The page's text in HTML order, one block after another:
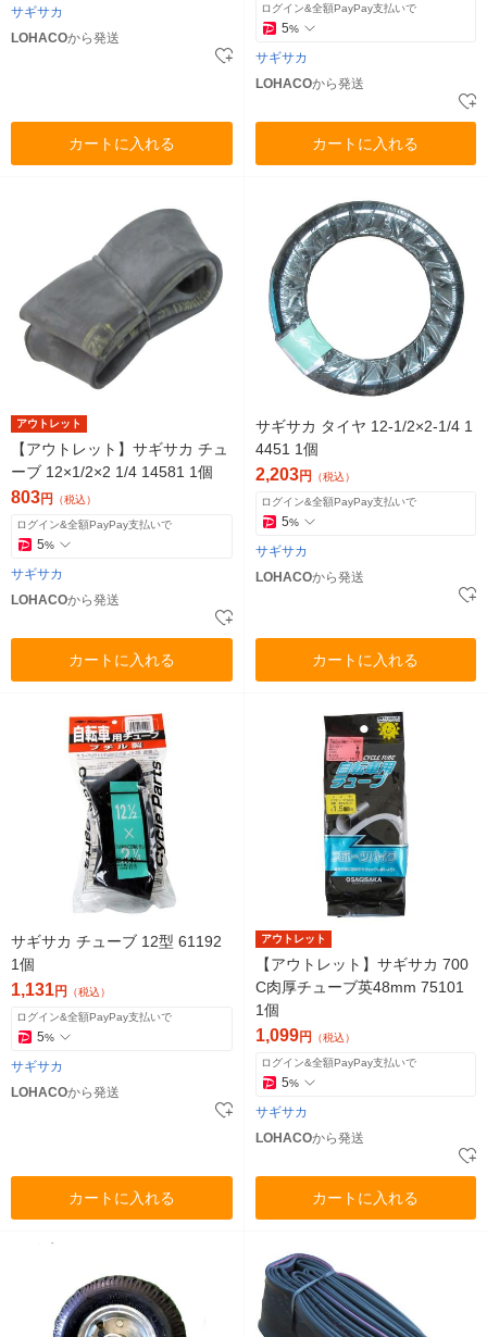
サギサカ
LOHACOから発送
カートに入れる
ログイン&全額PayPay支払いで
5%
サギサカ
LOHACOから発送
カートに入れる
アウトレット
【アウトレット】サギサカ チュ
ーブ 12×1/2×2 1/4 14581 1個
803円 （税込）
ログイン&全額PayPay支払いで
5%
サギサカ
LOHACOから発送
カートに入れる
サギサカ タイヤ 12-1/2×2-1/4 1
4451 1個
2,203円 （税込）
ログイン&全額PayPay支払いで
5%
サギサカ
LOHACOから発送
カートに入れる
サギサカ チューブ 12型 61192
1個
1,131円 （税込）
ログイン&全額PayPay支払いで
5%
サギサカ
LOHACOから発送
カートに入れる
アウトレット
【アウトレット】サギサカ 700
C肉厚チューブ英48mm 75101
1個
1,099円 （税込）
ログイン&全額PayPay支払いで
5%
サギサカ
LOHACOから発送
カートに入れる